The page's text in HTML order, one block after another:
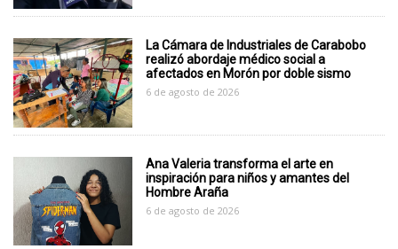
La Cámara de Industriales de Carabobo
realizó abordaje médico social a
afectados en Morón por doble sismo
6 de agosto de 2026
Ana Valeria transforma el arte en
inspiración para niños y amantes del
Hombre Araña
6 de agosto de 2026